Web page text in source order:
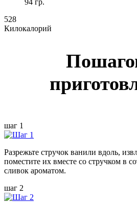
94 гр.
528
Килокалорий
шаг 1
Разрежьте стручок ванили вдоль,
поместите их вместе со стручком в
сливок ароматом.
шаг 2